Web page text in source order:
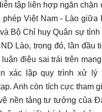
tập liên hợp ngăn chặn
phép Việt Nam - Lào giữa
Bộ Chỉ huy Quân sự tỉnh
Lào, trong đó, lần đầu
điệu sai trái trên
xác lập quy trình xử lý
Anh còn tích cực tham
nền tảng tư tưởng của